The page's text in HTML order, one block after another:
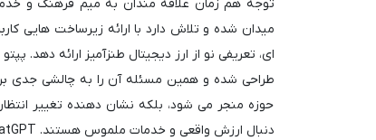
توجه هم زمان علاقه مندان به میم فرهنگ و
میدان شده و تلاش دارد با ارائه زیرساخت هایی
ای، تعریفی نو از ارز دیجیتال طنزآمیز ارائه دهد.
طراحی شده و همین مسئله آن را به چالشی جدی
حوزه منجر می شود، بلکه نشان دهنده تغییر
دنبال ارزش واقعی و خدمات ملموس هستند. Ask ChatGPT